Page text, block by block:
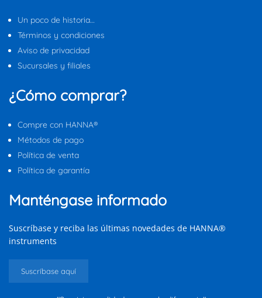
Un poco de historia…
Términos y condiciones
Aviso de privacidad
Sucursales y filiales
¿Cómo comprar?
Compre con HANNA®
Métodos de pago
Política de venta
Política de garantía
Manténgase informado
Suscríbase y reciba las últimas novedades de HANNA®
instruments
Suscríbase aquí